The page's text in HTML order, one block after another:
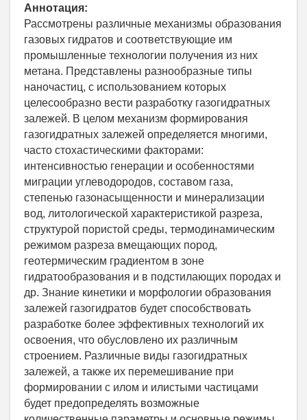
Аннотация:
Рассмотрены различные механизмы образования
газовых гидратов и соответствующие им
промышленные технологии получения из них
метана. Представлены разнообразные типы
наночастиц, с использованием которых
целесообразно вести разработку газогидратных
залежей. В целом механизм формирования
газогидратных залежей определяется многими,
часто стохастическими факторами:
интенсивностью генерации и особенностями
миграции углеводородов, составом газа,
степенью газонасыщенности и минерализации
вод, литологической характеристикой разреза,
структурой пористой среды, термодинамическим
режимом разреза вмещающих пород,
геотермическим градиентом в зоне
гидратообразования и в подстилающих породах и
др. Знание кинетики и морфологии образования
залежей газогидратов будет способствовать
разработке более эффективных технологий их
освоения, что обусловлено их различным
строением. Различные виды газогидратных
залежей, а также их перемешивание при
формировании с илом и илистыми частицами
будет предопределять возможные